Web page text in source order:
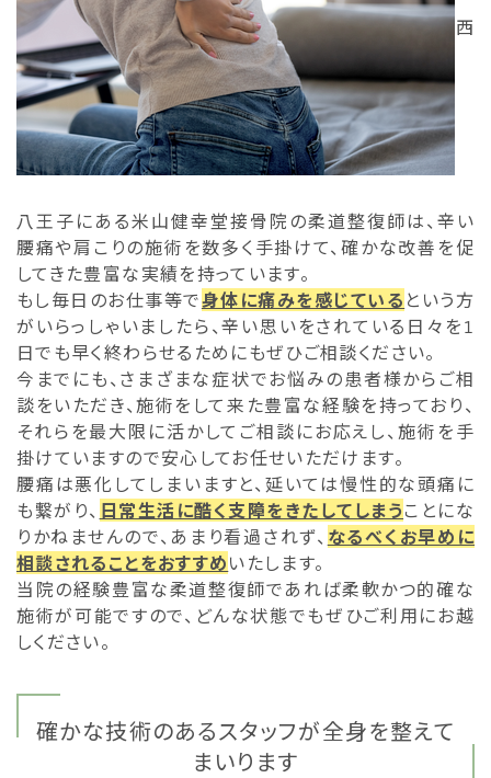
西
八王子にある米山健幸堂接骨院の柔道整復師は、辛い
腰痛や肩こりの施術を数多く手掛けて、確かな改善を促
してきた豊富な実績を持っています。
もし毎日のお仕事等で身体に痛みを感じている という方
がいらっしゃいましたら、辛い思いをされている日々を1
日でも早く終わらせるためにもぜひご相談ください。
今までにも、さまざまな症状でお悩みの患者様からご相
談をいただき、施術をして来た豊富な経験を持っており、
それらを最大限に活かしてご相談にお応えし、施術を手
掛けていますので安心してお任せいただけます。
腰痛は悪化してしまいますと、延いては慢性的な頭痛に
も繋がり、 日常生活に酷く支障をきたしてしまうことにな
りかねませんので、あまり看過されず、 なるべくお早めに
相談されることをおすすめいたします。
当院の経験豊富な柔道整復師であれば柔軟かつ的確な
施術が可能ですので、どんな状態でもぜひご利用にお越
しください。
確かな技術のあるスタッフが全身を整えて
まいります